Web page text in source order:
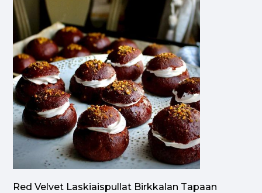
Red Velvet Laskiaispullat Birkkalan Tapaan